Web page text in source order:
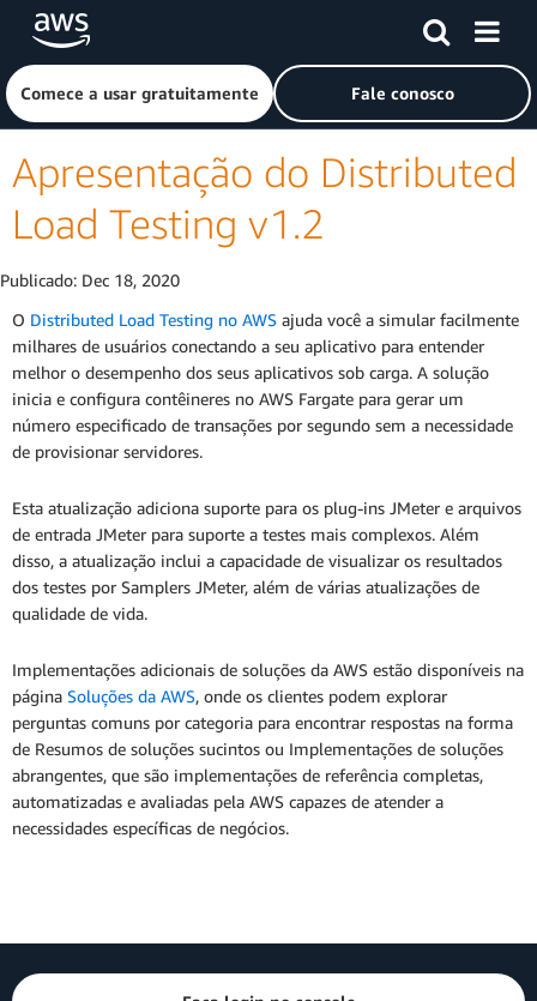
Pular para o conteúdo principal
Clique aqui para voltar à página inicial da Amazon Web
Comece a usar gratuitamente Fale conosco
Apresentação do Distributed
Load Testing v1.2
Publicado: Dec 18, 2020
O Distributed Load Testing no AWS ajuda você a simular facilmente
milhares de usuários conectando a seu aplicativo para entender
melhor o desempenho dos seus aplicativos sob carga. A solução
inicia e configura contêineres no AWS Fargate para gerar um
número especificado de transações por segundo sem a necessidade
de provisionar servidores.
Esta atualização adiciona suporte para os plug-ins JMeter e arquivos
de entrada JMeter para suporte a testes mais complexos. Além
disso, a atualização inclui a capacidade de visualizar os resultados
dos testes por Samplers JMeter, além de várias atualizações de
qualidade de vida.
Implementações adicionais de soluções da AWS estão disponíveis na
página Soluções da AWS, onde os clientes podem explorar
perguntas comuns por categoria para encontrar respostas na forma
de Resumos de soluções sucintos ou Implementações de soluções
abrangentes, que são implementações de referência completas,
automatizadas e avaliadas pela AWS capazes de atender a
necessidades específicas de negócios.